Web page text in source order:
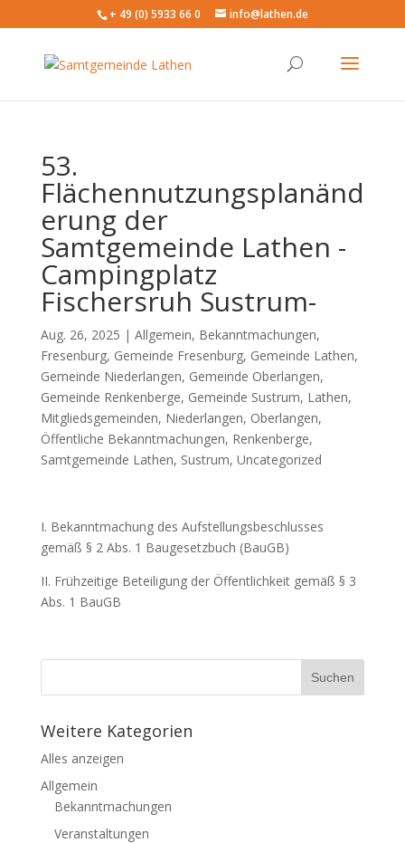
+ 49 (0) 5933 66 0 info@lathen.de
53.
Flächennutzungsplanänd
erung der
Samtgemeinde Lathen -
Campingplatz
Fischersruh Sustrum-
Aug. 26, 2025 | Allgemein, Bekanntmachungen,
Fresenburg, Gemeinde Fresenburg, Gemeinde Lathen,
Gemeinde Niederlangen, Gemeinde Oberlangen,
Gemeinde Renkenberge, Gemeinde Sustrum, Lathen,
Mitgliedsgemeinden, Niederlangen, Oberlangen,
Öffentliche Bekanntmachungen, Renkenberge,
Samtgemeinde Lathen, Sustrum, Uncategorized
I. Bekanntmachung des Aufstellungsbeschlusses
gemäß § 2 Abs. 1 Baugesetzbuch (BauGB)
II. Frühzeitige Beteiligung der Öffentlichkeit gemäß § 3
Abs. 1 BauGB
Weitere Kategorien
Alles anzeigen
Allgemein
Bekanntmachungen
Veranstaltungen